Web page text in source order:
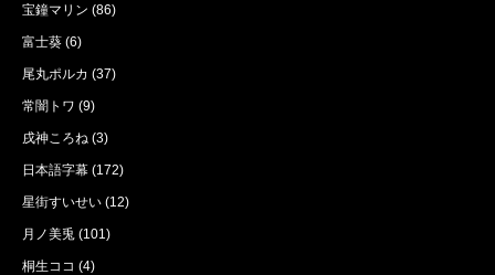
宝鐘マリン (86)
富士葵 (6)
尾丸ポルカ (37)
常闇トワ (9)
戌神ころね (3)
日本語字幕 (172)
星街すいせい (12)
月ノ美兎 (101)
桐生ココ (4)